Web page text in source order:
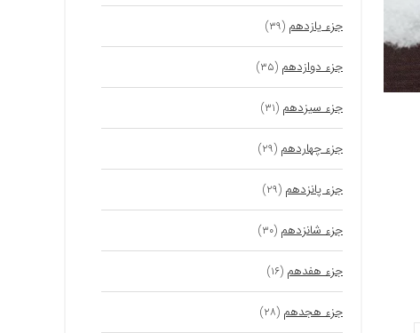
جزء یازدهم (۳۹)
جزء دوازدهم (۳۵)
جزء سیزدهم (۳۱)
جزء چهاردهم (۲۹)
جزء پانزدهم (۲۹)
جزء شانزدهم (۳۰)
جزء هفدهم (۱۶)
جزء هجدهم (۲۸)